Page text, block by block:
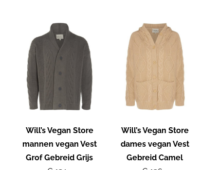
Will’s Vegan Store
mannen vegan Vest
Grof Gebreid Grijs
Will’s Vegan Store
dames vegan Vest
Gebreid Camel